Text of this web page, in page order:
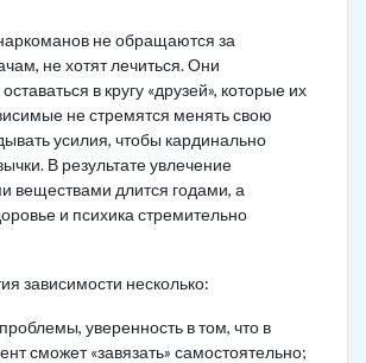
не обращаются за
не хотят лечиться. Они
в кругу «друзей», которые их
не стремятся менять свою
усилия, чтобы кардинально
В результате увлечение
веществами длится годами, а
и психика стремительно
зависимости несколько:
уверенность в том, что в
сможет «завязать» самостоятельно;